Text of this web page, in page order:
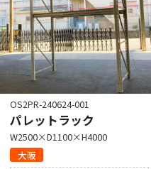
OS2PR-240624-001
パレットラック
W2500×D1100×H4000
大阪